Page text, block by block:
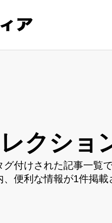
クショ
付けされた記事一覧
便利な情報が1件掲載